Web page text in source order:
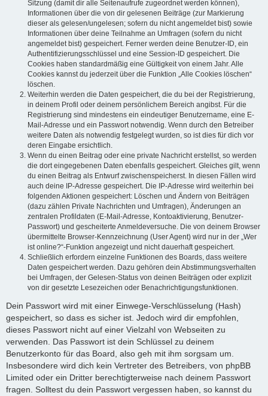
Sitzung (damit dir alle Seitenaufrufe zugeordnet werden können),
Informationen über die von dir gelesenen Beiträge (zur Markierung
dieser als gelesen/ungelesen; sofern du nicht angemeldet bist) sowie
Informationen über deine Teilnahme an Umfragen (sofern du nicht
angemeldet bist) gespeichert. Ferner werden deine Benutzer-ID, ein
Authentifizierungsschlüssel und eine Session-ID gespeichert. Die
Cookies haben standardmäßig eine Gültigkeit von einem Jahr. Alle
Cookies kannst du jederzeit über die Funktion „Alle Cookies löschen“
löschen.
Weiterhin werden die Daten gespeichert, die du bei der Registrierung,
in deinem Profil oder deinem persönlichem Bereich angibst. Für die
Registrierung sind mindestens ein eindeutiger Benutzername, eine E-
Mail-Adresse und ein Passwort notwendig. Wenn durch den Betreiber
weitere Daten als notwendig festgelegt wurden, so ist dies für dich vor
deren Eingabe ersichtlich.
Wenn du einen Beitrag oder eine private Nachricht erstellst, so werden
die dort eingegebenen Daten ebenfalls gespeichert. Gleiches gilt, wenn
du einen Beitrag als Entwurf zwischenspeicherst. In diesen Fällen wird
auch deine IP-Adresse gespeichert. Die IP-Adresse wird weiterhin bei
folgenden Aktionen gespeichert: Löschen und Ändern von Beiträgen
(dazu zählen Private Nachrichten und Umfragen), Änderungen an
zentralen Profildaten (E-Mail-Adresse, Kontoaktivierung, Benutzer-
Passwort) und gescheiterte Anmeldeversuche. Die von deinem Browser
übermittelte Browser-Kennzeichnung (User Agent) wird nur in der „Wer
ist online?“-Funktion angezeigt und nicht dauerhaft gespeichert.
Schließlich erfordern einzelne Funktionen des Boards, dass weitere
Daten gespeichert werden. Dazu gehören dein Abstimmungsverhalten
bei Umfragen, der Gelesen-Status von deinen Beiträgen oder explizit
von dir gesetzte Lesezeichen oder Benachrichtigungsfunktionen.
Dein Passwort wird mit einer Einwege-Verschlüsselung (Hash)
gespeichert, so dass es sicher ist. Jedoch wird dir empfohlen,
dieses Passwort nicht auf einer Vielzahl von Webseiten zu
verwenden. Das Passwort ist dein Schlüssel zu deinem
Benutzerkonto für das Board, also geh mit ihm sorgsam um.
Insbesondere wird dich kein Vertreter des Betreibers, von phpBB
Limited oder ein Dritter berechtigterweise nach deinem Passwort
fragen. Solltest du dein Passwort vergessen haben, so kannst du